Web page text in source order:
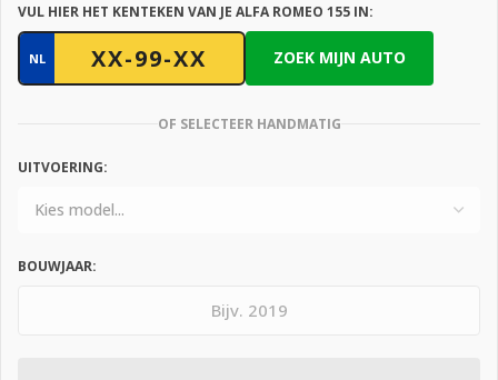
VUL HIER HET KENTEKEN VAN JE ALFA ROMEO 155 IN:
NL ZOEK MIJN AUTO
OF SELECTEER HANDMATIG
UITVOERING:
BOUWJAAR: